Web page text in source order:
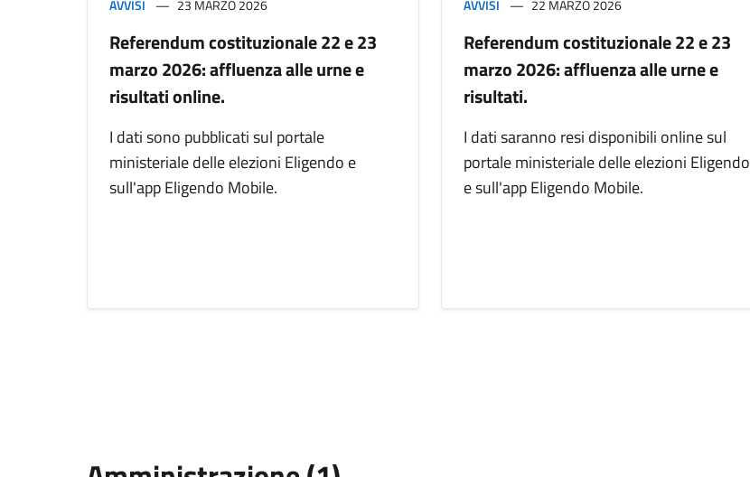
AVVISI 23 MARZO 2026
Referendum costituzionale 22 e 23
marzo 2026: affluenza alle urne e
risultati online.
I dati sono pubblicati sul portale
ministeriale delle elezioni Eligendo e
sull'app Eligendo Mobile.
AVVISI 22 MARZO 2026
Referendum costituzionale 22 e 23
marzo 2026: affluenza alle urne e
risultati.
I dati saranno resi disponibili online sul
portale ministeriale delle elezioni Eligendo
e sull'app Eligendo Mobile.